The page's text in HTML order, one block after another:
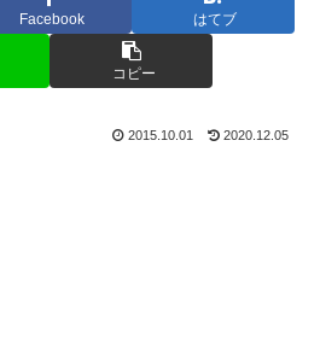
Facebook はてブ
コピー
2015.10.01 2020.12.05